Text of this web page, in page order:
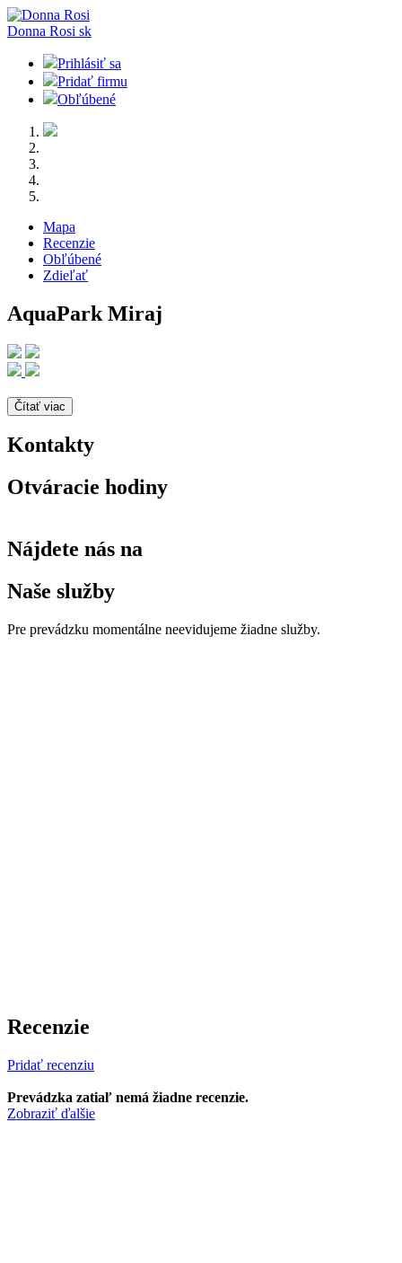
Donna Rosi sk
Prihlásiť sa
Pridať firmu
Obľúbené
Mapa
Recenzie
Obľúbené
Zdieľať
AquaPark Miraj
Čítať viac
Kontakty
Otváracie hodiny
Nájdete nás na
Naše služby
Pre prevádzku momentálne neevidujeme žiadne služby.
Recenzie
Pridať recenziu
Prevádzka zatiaľ nemá žiadne recenzie.
Zobraziť ďalšie